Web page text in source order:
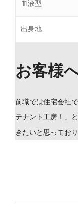
血液型
出身地
お客様
前職では住宅会社
テナント工房！」
きたいと思ってお